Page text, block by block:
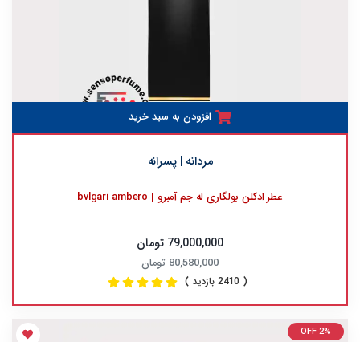
افزودن به سبد خرید
مردانه | پسرانه
عطر ادکلن بولگاری له جم آمبرو | bvlgari ambero
79,000,000 تومان
80,580,000 تومان
( 2410 بازدید )
OFF 2%